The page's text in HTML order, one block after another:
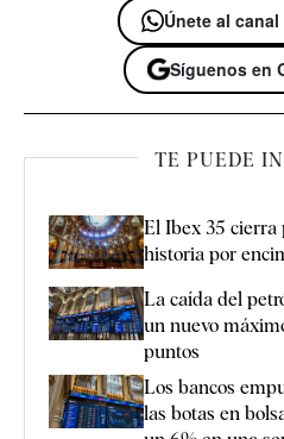
Únete al
Síguenos en
TE PUEDE
El Ibex 35 cierra
historia por
La caída del
un nuevo
puntos
Los bancos
las botas en